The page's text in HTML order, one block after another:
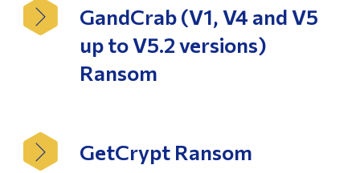
GandCrab (V1, V4 and V5
up to V5.2 versions)
Ransom
GetCrypt Ransom